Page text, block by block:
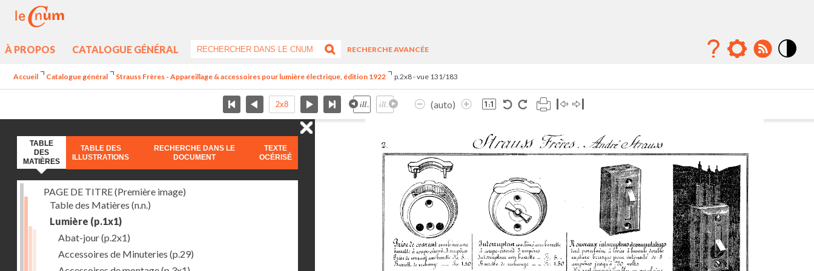
À PROPOS CATALOGUE GÉNÉRAL
RECHERCHE AVANCÉE
Accueil Catalogue général Strauss Frères - Appareillage & accessoires pour lumière électrique, édition 1922 p.2x8 - vue 131/183
(auto)
TABLE
DES
MATIÈRES
TABLE DES
ILLUSTRATIONS
RECHERCHE DANS LE
DOCUMENT
TEXTE
OCÉRISÉ
PAGE DE TITRE (Première image)
Table des Matières (n.n.)
Lumière (p.1x1)
Abat-jour(p.2x1)
Accessoires de Minuteries (p.29)